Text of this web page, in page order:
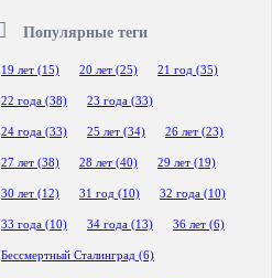
Популярные теги
19 лет (15) 20 лет (25) 21 год (35)
22 года (38) 23 года (33)
24 года (33) 25 лет (34) 26 лет (23)
27 лет (38) 28 лет (40) 29 лет (19)
30 лет (12) 31 год (10) 32 года (10)
33 года (10) 34 года (13) 36 лет (6)
Бессмертный Сталинград (6)